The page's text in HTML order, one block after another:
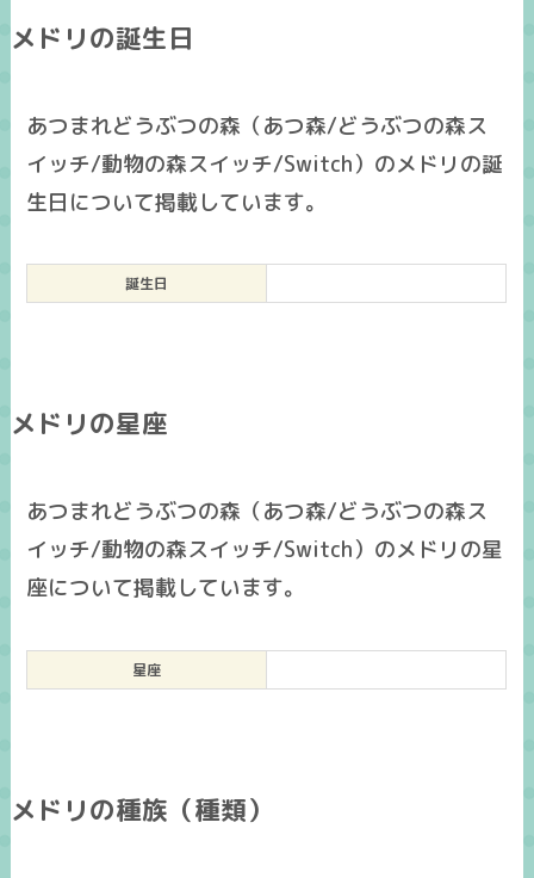
メドリの誕生日
あつまれどうぶつの森（あつ森/どうぶつの森ス
イッチ/動物の森スイッチ/Switch）のメドリの誕
生日について掲載しています。
誕生日
メドリの星座
あつまれどうぶつの森（あつ森/どうぶつの森ス
イッチ/動物の森スイッチ/Switch）のメドリの星
座について掲載しています。
星座
メドリの種族（種類）